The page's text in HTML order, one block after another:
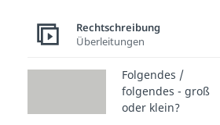
Rechtschreibung
Überleitungen
Folgendes /
folgendes - groß
oder klein?